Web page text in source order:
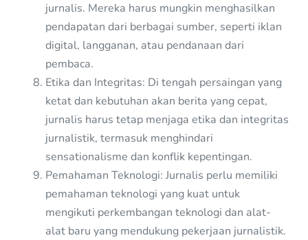
jurnalis. Mereka harus mungkin menghasilkan
pendapatan dari berbagai sumber, seperti iklan
digital, langganan, atau pendanaan dari
pembaca.
Etika dan Integritas: Di tengah persaingan yang
ketat dan kebutuhan akan berita yang cepat,
jurnalis harus tetap menjaga etika dan integritas
jurnalistik, termasuk menghindari
sensationalisme dan konflik kepentingan.
Pemahaman Teknologi: Jurnalis perlu memiliki
pemahaman teknologi yang kuat untuk
mengikuti perkembangan teknologi dan alat-
alat baru yang mendukung pekerjaan jurnalistik.